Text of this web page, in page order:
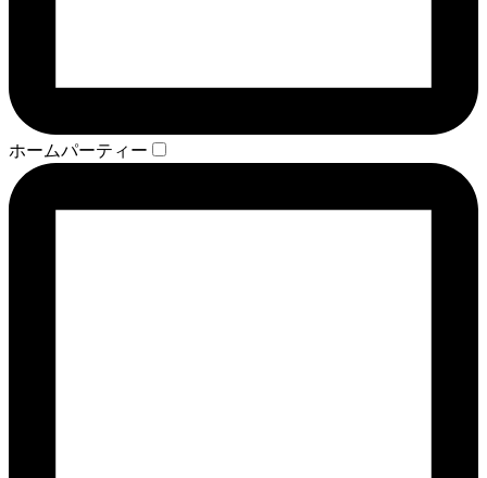
ホームパーティー